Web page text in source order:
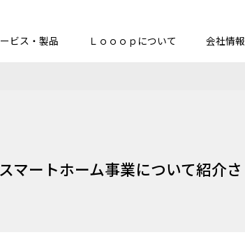
ビス・製品 Ｌｏｏｏｐについて 会社情報
マートホーム事業について紹介さ